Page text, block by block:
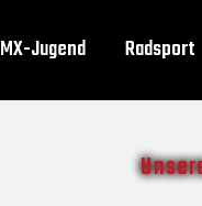
MX-Jugend Radsport